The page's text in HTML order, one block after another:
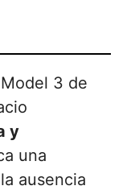
3 de
y
una
ausencia